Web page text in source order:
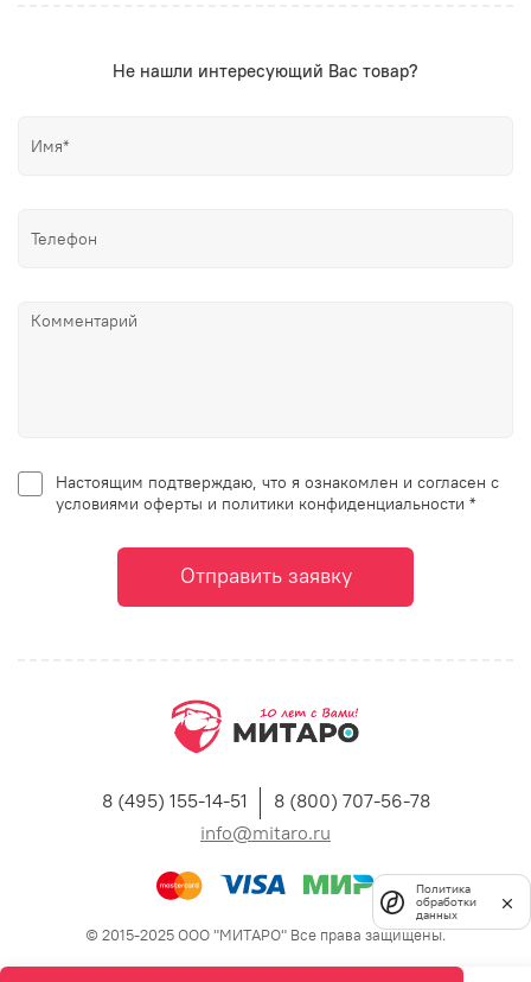
Не нашли интересующий Вас товар?
Настоящим подтверждаю, что я ознакомлен и согласен с
условиями оферты и политики конфиденциальности *
Отправить заявку
8 (495) 155-14-51
8 (800) 707-56-78
info@mitaro.ru
© 2015-2025 ООО "МИТАРО" Все права защищены.
Политика
обработки
данных